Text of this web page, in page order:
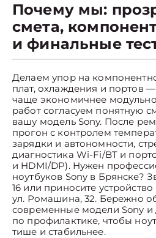
Почему мы:
смета,
и финальные
Делаем упор на
плат, охлаждения и портов
чаще экономичнее
работ согласуем понятную
вашу модель Sony. После
прогон с контролем
зарядки и автономности,
диагностика Wi-Fi/BT и
и HDMI/DP). Нужен
ноутбуков Sony в Брянске?
16 или приносите
ул. Ромашина, 32. Бережно
современные модели Sony
по профилактике, чтобы
тише и стабильнее.